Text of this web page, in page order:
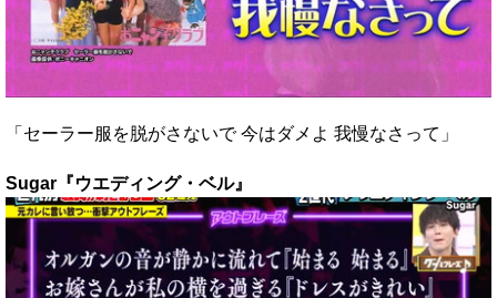
「セーラー服を脱がさないで 今はダメよ 我慢なさって」
Sugar『ウエディング・ベル』